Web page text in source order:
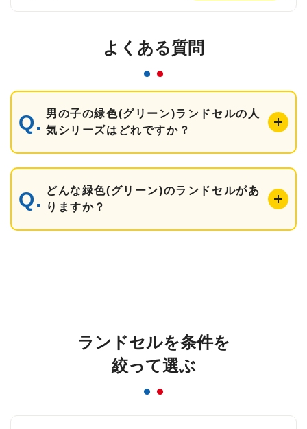
よくある質問
男の子の緑色(グリーン)ランドセルの人
気シリーズはどれですか？
どんな緑色(グリーン)のランドセルがあ
りますか？
ランドセルを条件を
絞って選ぶ